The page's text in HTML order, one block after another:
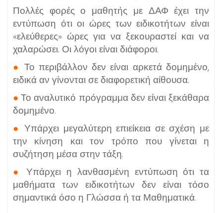
Πολλές φορές ο μαθητής με ΔΑΦ έχει την
εντύπωση ότι οι ώρες των ειδικοτήτων είναι
«ελεύθερες» ώρες για να ξεκουραστεί και να
χαλαρώσει. Οι λόγοι είναι διάφοροι.
● Το περιβάλλον δεν είναι αρκετά δομημένο,
ειδικά αν γίνονται σε διαφορετική αίθουσα.
● Το αναλυτικό πρόγραμμα δεν είναι ξεκάθαρα
δομημένο.
● Υπάρχει μεγαλύτερη επιείκεια σε σχέση με
την κίνηση και τον τρόπο που γίνεται η
συζήτηση μέσα στην τάξη.
●
Υπάρχει η λανθασμένη εντύπωση ότι τα
μαθήματα των ειδικοτήτων δεν είναι τόσο
σημαντικά όσο η Γλώσσα ή τα Μαθηματικά.